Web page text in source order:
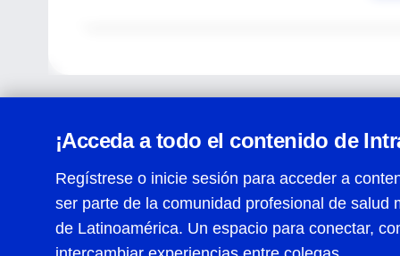
¡Acceda a todo el contenido de
Regístrese o inicie sesión para acceder a
ser parte de la comunidad profesional de salud
de Latinoamérica. Un espacio para conectar,
Centro de Ayuda
Términos y condiciones| Políticas de privacidad